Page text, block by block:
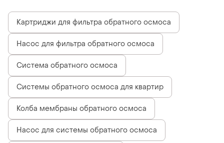
Картриджи для фильтра обратного осмоса
Насос для фильтра обратного осмоса
Система обратного осмоса
Системы обратного осмоса для квартир
Колба мембраны обратного осмоса
Насос для системы обратного осмоса